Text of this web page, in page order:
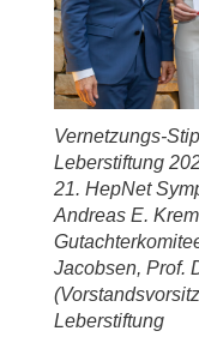
Vernetzungs-
Leberstiftung
21. HepNet
Andreas E.
Jacobsen, Prof.
Leberstiftung